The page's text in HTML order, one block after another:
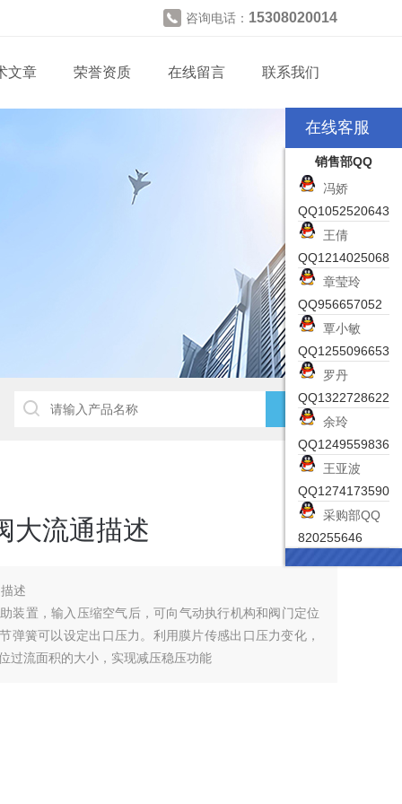
咨询电话： 15308020014
文章 荣誉资质 在线留言 联系我们
大流通描述
述
装置，输入压缩空气后，可向气动执行机构和阀门定位
弹簧可以设定出口压力。利用膜片传感出口压力变化，
过流面积的大小，实现减压稳压功能
在线客服
销售部QQ
冯娇
QQ1052520643
王倩
QQ1214025068
章莹玲
QQ956657052
覃小敏
QQ1255096653
罗丹
QQ1322728622
余玲
QQ1249559836
王亚波
QQ1274173590
采购部QQ
820255646